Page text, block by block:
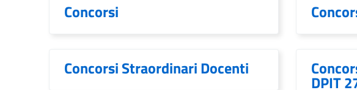
Concorsi
Concorsi Straordinari Docenti
DPIT